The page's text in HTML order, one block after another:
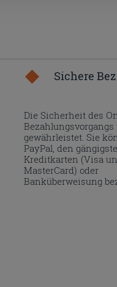
Sichere
Die Sicherheit des
gewährleistet. Sie
PayPal, den
Kreditkarten (Visa
MasterCard) oder
Banküberweisung